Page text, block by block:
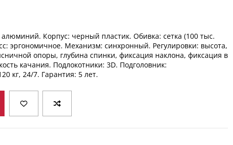
Корпус: черный пластик. Обивка: сетка (100 тыс.
эргономичное. Механизм: синхронный. Регулировки: высота,
опоры, глубина спинки, фиксация наклона, фиксация в
качания. Подлокотники: 3D. Подголовник:
кг, 24/7. Гарантия: 5 лет.